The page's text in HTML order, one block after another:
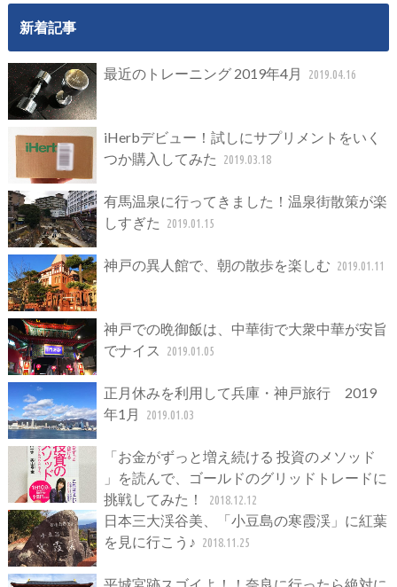
新着記事
最近のトレーニング 2019年4月 2019.04.16
iHerbデビュー！試しにサプリメントをいく
つか購入してみた
2019.03.18
有馬温泉に行ってきました！温泉街散策が楽
しすぎた
2019.01.15
神戸の異人館で、朝の散歩を楽しむ 2019.01.11
神戸での晩御飯は、中華街で大衆中華が安旨
でナイス
2019.01.05
正月休みを利用して兵庫・神戸旅行 2019
年1月
2019.01.03
「お金がずっと増え続ける 投資のメソッド
」を読んで、ゴールドのグリッドトレードに
挑戦してみた！
2018.12.12
日本三大渓谷美、「小豆島の寒霞渓」に紅葉
を見に行こう♪ 2018.11.25
平城宮跡スゴイよ！！奈良に行ったら絶対に